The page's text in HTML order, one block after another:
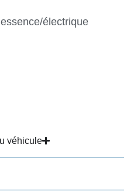
électrique
véhicule